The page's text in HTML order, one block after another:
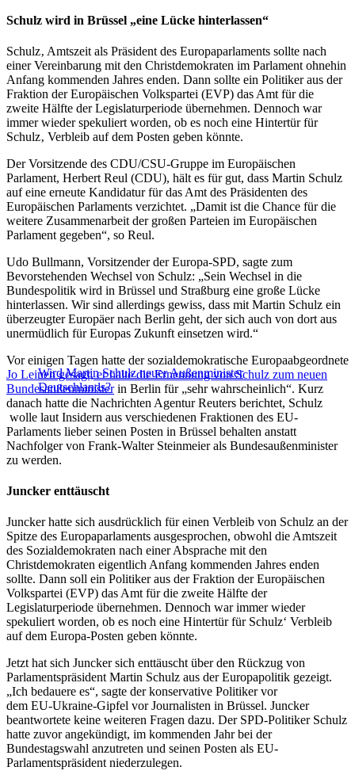
Schulz wird in Brüssel „eine Lücke hinterlassen“
Schulz‚ Amtszeit als Präsident des Europaparlaments sollte nach
einer Vereinbarung mit den Christdemokraten im Parlament ohnehin
Anfang kommenden Jahres enden. Dann sollte ein Politiker aus der
Fraktion der Europäischen Volkspartei (EVP) das Amt für die
zweite Hälfte der Legislaturperiode übernehmen. Dennoch war
immer wieder spekuliert worden, ob es noch eine Hintertür für
Schulz‚ Verbleib auf dem Posten geben könnte.
Der Vorsitzende des CDU/CSU-Gruppe im Europäischen
Parlament, Herbert Reul (CDU), hält es für gut, dass Martin Schulz
auf eine erneute Kandidatur für das Amt des Präsidenten des
Europäischen Parlaments verzichtet. „Damit ist die Chance für die
weitere Zusammenarbeit der großen Parteien im Europäischen
Parlament gegeben“, so Reul.
Udo Bullmann, Vorsitzender der Europa-SPD, sagte zum
Bevorstehenden Wechsel von Schulz: „Sein Wechsel in die
Bundespolitik wird in Brüssel und Straßburg eine große Lücke
hinterlassen. Wir sind allerdings gewiss, dass mit Martin Schulz ein
überzeugter Europäer nach Berlin geht, der sich auch von dort aus
unermüdlich für Europas Zukunft einsetzen wird.“
Wird Martin Schulz neuer Außenminister
Deutschlands?
Vor einigen Tagen hatte der sozialdemokratische Europaabgeordnete
Jo Leinen gesagt, er halte die Ernennung von Schulz zum neuen
Bundesaußenministerin Berlin für „sehr wahrscheinlich“. Kurz
danach hatte die Nachrichten Agentur Reuters berichtet, Schulz
wolle laut Insidern aus verschiedenen Fraktionen des EU-
Parlaments lieber seinen Posten in Brüssel behalten anstatt
Nachfolger von Frank-Walter Steinmeier als Bundesaußenminister
zu werden.
Juncker enttäuscht
Juncker hatte sich ausdrücklich für einen Verbleib von Schulz an der
Spitze des Europaparlaments ausgesprochen, obwohl die Amtszeit
des Sozialdemokraten nach einer Absprache mit den
Christdemokraten eigentlich Anfang kommenden Jahres enden
sollte. Dann soll ein Politiker aus der Fraktion der Europäischen
Volkspartei (EVP) das Amt für die zweite Hälfte der
Legislaturperiode übernehmen. Dennoch war immer wieder
spekuliert worden, ob es noch eine Hintertür für Schulz‘ Verbleib
auf dem Europa-Posten geben könnte.
Jetzt hat sich Juncker sich enttäuscht über den Rückzug von
Parlamentspräsident Martin Schulz aus der Europapolitik gezeigt.
„Ich bedauere es“, sagte der konservative Politiker vor
dem EU-Ukraine-Gipfel vor Journalisten in Brüssel. Juncker
beantwortete keine weiteren Fragen dazu. Der SPD-Politiker Schulz
hatte zuvor angekündigt, im kommenden Jahr bei der
Bundestagswahl anzutreten und seinen Posten als EU-
Parlamentspräsident niederzulegen.